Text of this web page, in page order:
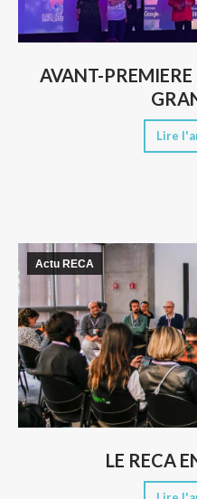
AVANT-
Lire
LE RECA
Actu RECA